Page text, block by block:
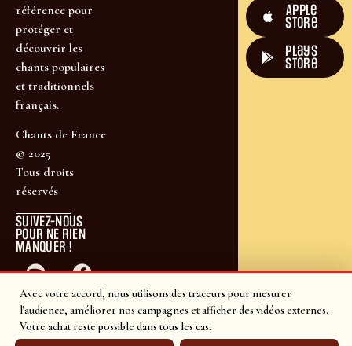
Avec votre accord, nous utilisons des traceurs pour mesurer
l'audience, améliorer nos campagnes et afficher des vidéos externes.
Votre achat reste possible dans tous les cas.
référence pour
protéger et
découvrir les
chants populaires
et traditionnels
français.
Chants de France
© 2025
Tous droits
réservés
SUIVEZ-NOUS
POUR NE RIEN
MANQUER !
Apple
Store
plays
store